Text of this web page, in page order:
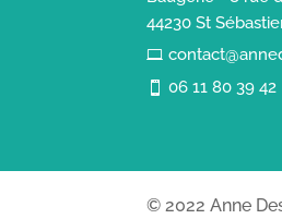
44230 St
06 11 80 39 42
© 2022 Anne